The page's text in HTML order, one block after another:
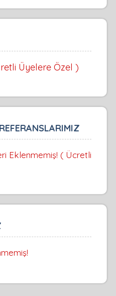
Üyelere Özel )
Eklenmemiş! ( Ücretli